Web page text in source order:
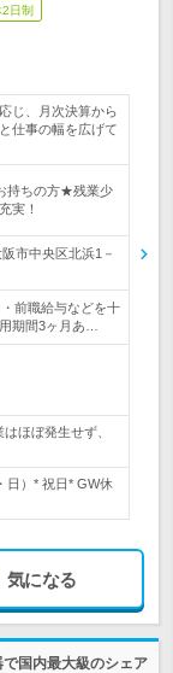
日制
じ、月次決算から
仕事の幅を広げて
持ちの方★残業少
実！
市中央区北浜1－
前職給与などを十
期間3ヶ月あ…
ほぼ発生せず、
日）* 祝日* GW休
気になる
国内最大級のシェア